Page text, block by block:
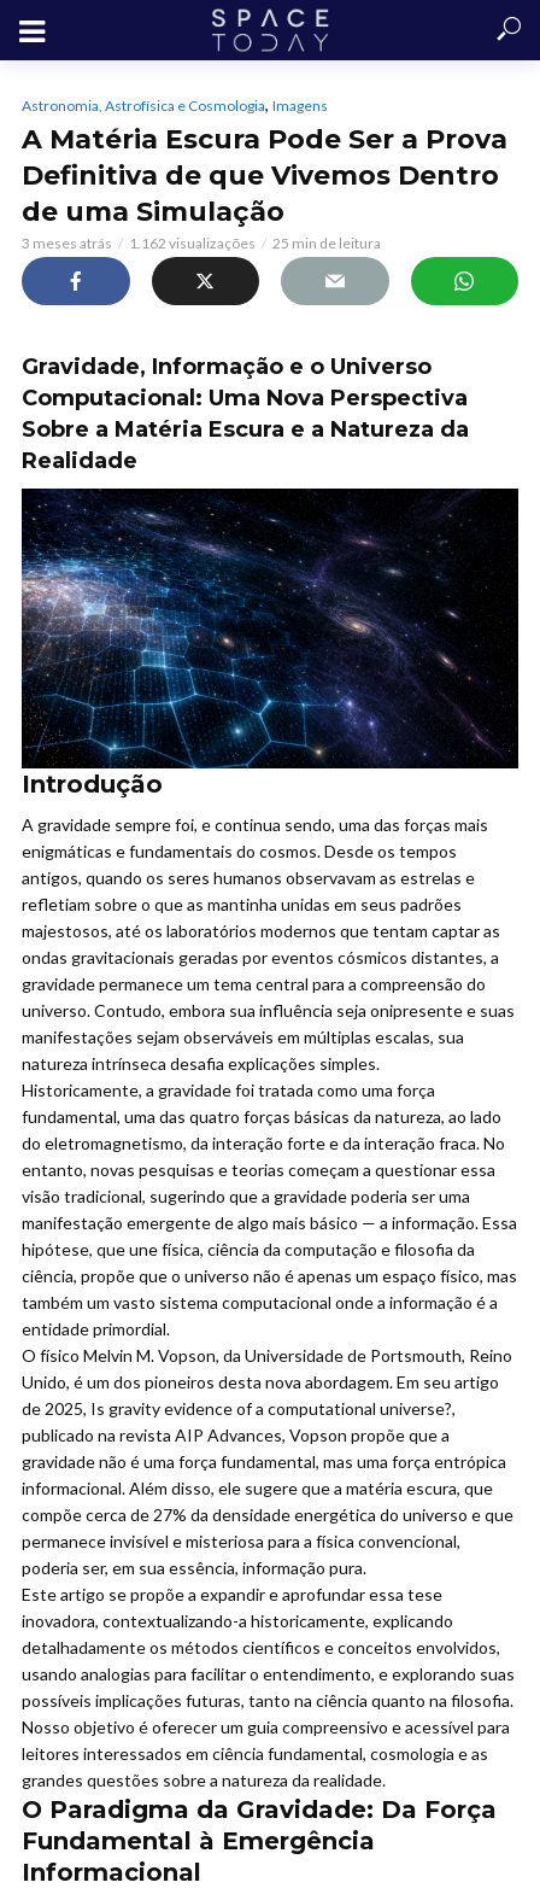
Astronomia, Astrofísica e Cosmologia, Imagens
A Matéria Escura Pode Ser a Prova
Definitiva de que Vivemos Dentro
de uma Simulação
3 meses atrás 1.162 visualizações 25 min de leitura
Gravidade, Informação e o Universo
Computacional: Uma Nova Perspectiva
Sobre a Matéria Escura e a Natureza da
Realidade
Introdução
A gravidade sempre foi, e continua sendo, uma das forças mais
enigmáticas e fundamentais do cosmos. Desde os tempos
antigos, quando os seres humanos observavam as estrelas e
refletiam sobre o que as mantinha unidas em seus padrões
majestosos, até os laboratórios modernos que tentam captar as
ondas gravitacionais geradas por eventos cósmicos distantes, a
gravidade permanece um tema central para a compreensão do
universo. Contudo, embora sua influência seja onipresente e suas
manifestações sejam observáveis em múltiplas escalas, sua
natureza intrínseca desafia explicações simples.
Historicamente, a gravidade foi tratada como uma força
fundamental, uma das quatro forças básicas da natureza, ao lado
do eletromagnetismo, da interação forte e da interação fraca. No
entanto, novas pesquisas e teorias começam a questionar essa
visão tradicional, sugerindo que a gravidade poderia ser uma
manifestação emergente de algo mais básico — a informação. Essa
hipótese, que une física, ciência da computação e filosofia da
ciência, propõe que o universo não é apenas um espaço físico, mas
também um vasto sistema computacional onde a informação é a
entidade primordial.
O físico Melvin M. Vopson, da Universidade de Portsmouth, Reino
Unido, é um dos pioneiros desta nova abordagem. Em seu artigo
de 2025, Is gravity evidence of a computational universe?,
publicado na revista AIP Advances, Vopson propõe que a
gravidade não é uma força fundamental, mas uma força entrópica
informacional. Além disso, ele sugere que a matéria escura, que
compõe cerca de 27% da densidade energética do universo e que
permanece invisível e misteriosa para a física convencional,
poderia ser, em sua essência, informação pura.
Este artigo se propõe a expandir e aprofundar essa tese
inovadora, contextualizando-a historicamente, explicando
detalhadamente os métodos científicos e conceitos envolvidos,
usando analogias para facilitar o entendimento, e explorando suas
possíveis implicações futuras, tanto na ciência quanto na filosofia.
Nosso objetivo é oferecer um guia compreensivo e acessível para
leitores interessados em ciência fundamental, cosmologia e as
grandes questões sobre a natureza da realidade.
O Paradigma da Gravidade: Da Força
Fundamental à Emergência
Informacional